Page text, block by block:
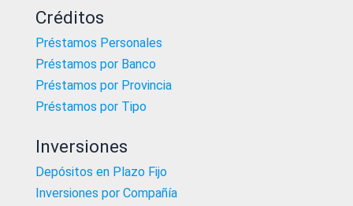
Créditos
Préstamos Personales
Préstamos por Banco
Préstamos por Provincia
Préstamos por Tipo
Inversiones
Depósitos en Plazo Fijo
Inversiones por Compañía